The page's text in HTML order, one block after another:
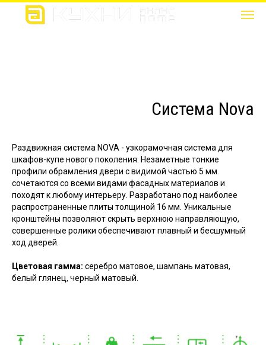
Система Nova
Раздвижная система NOVA - узкорамочная система для
шкафов-купе нового поколения. Незаметные тонкие
профили обрамления двери с видимой частью 5 мм.
сочетаются со всеми видами фасадных материалов и
походят к любому интерьеру. Разработано под наиболее
распространенные плиты толщиной 16 мм. Уникальные
кронштейны позволяют скрыть верхнюю направляющую,
совершенные ролики обеспечивают плавный и бесшумный
ход дверей.
Цветовая гамма: серебро матовое, шампань матовая,
белый глянец, черный матовый.